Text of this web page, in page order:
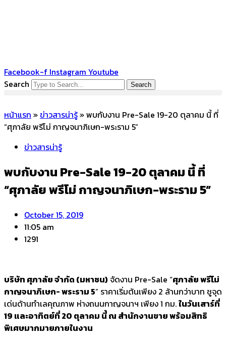
Facebook-f Instagram Youtube
Search
Search
หน้าแรก »ข่าวสารน่ารู้»พบกับงาน Pre-Sale 19-20 ตุลาคม นี้ ที่
“ศุภาลัย พรีโม่ กาญจนาภิเษก-พระราม 5”
ข่าวสารน่ารู้
พบกับงาน Pre-Sale 19-20 ตุลาคม นี้ ที่
“ศุภาลัย พรีโม่ กาญจนาภิเษก-พระราม 5”
October 15, 2019
11:05 am
1291
บริษัท ศุภาลัย จำกัด (มหาชน) จัดงาน Pre-Sale “ศุภาลัย พรีโม่
กาญจนาภิเษก- พระราม 5” ราคาเริ่มต้นเพียง 2 ล้านกว่าบาท ชูจุด
เด่นด้านทำเลคุณภาพ ห่างถนนกาญจนาฯ เพียง 1 กม.ในวันเสาร์ที่
19 และอาทิตย์ที่ 20 ตุลาคม นี้ ณ สำนักงานขาย พร้อมสิทธิ
พิเศษมากมายภายในงาน